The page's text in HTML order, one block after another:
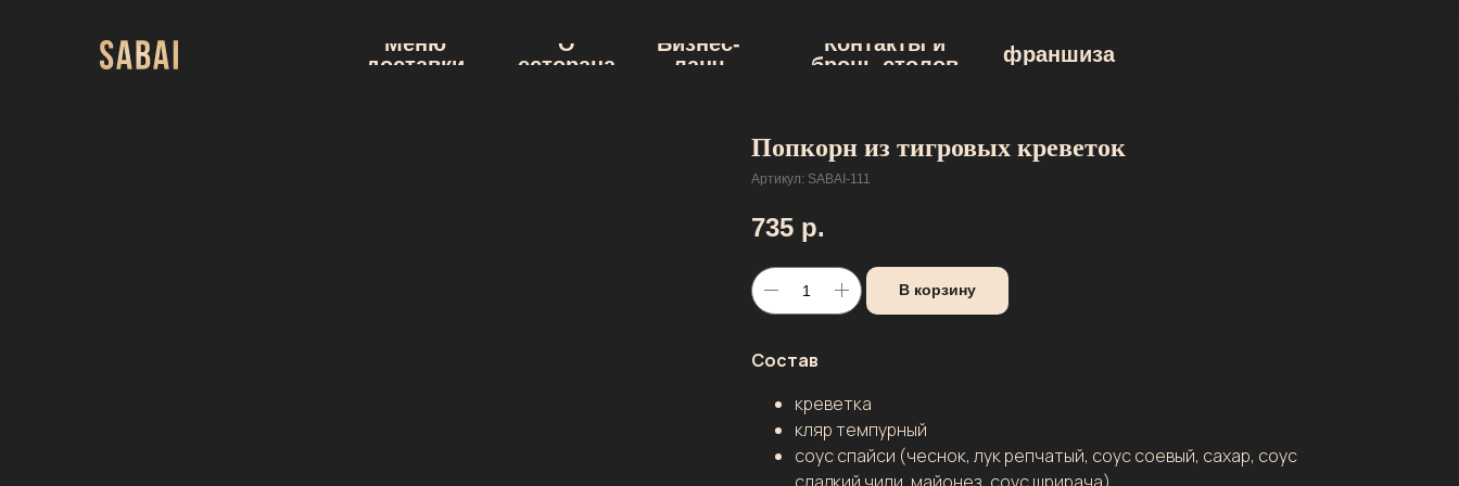
Меню
доставки
О
ресторанах
Бизнес-
ланч
Контакты и
бронь столов
франшиза
Попкорн из тигровых креветок
Артикул: SABAI-111
735 р.
В корзину
Состав
креветка
кляр темпурный
соус спайси (чеснок, лук репчатый, соус соевый, сахар, соус